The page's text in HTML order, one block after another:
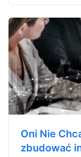
Oni Nie
zbudować